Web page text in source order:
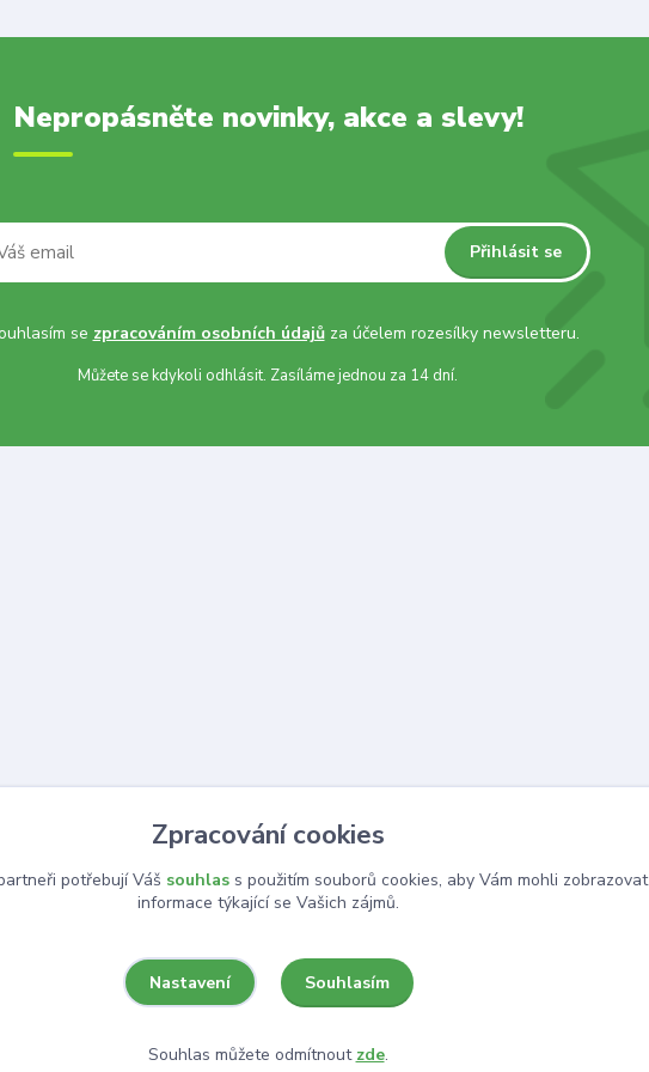
Nepropásněte novinky, akce a slevy!
Přihlásit se
se zpracováním osobních údajůza účelem rozesílky newsletteru.
Můžete se kdykoli odhlásit. Zasíláme jednou za 14 dní.
Zpracování cookies
potřebují Váš souhlass použitím souborů cookies, aby Vám mohli zobrazovat
informace týkající se Vašich zájmů.
Nastavení Souhlasím
Souhlas můžete odmítnout zde.